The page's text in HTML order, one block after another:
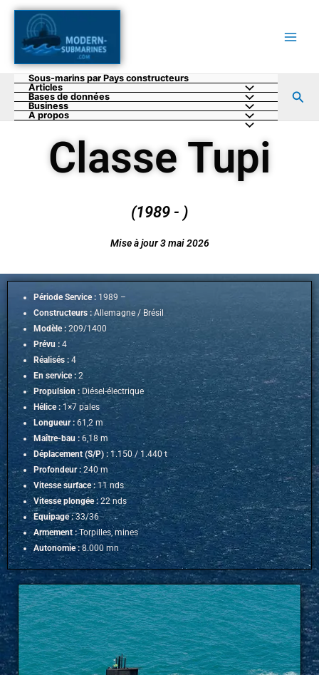
Aller
contenu
Sous-marins par Pays constructeurs
Articles
Bases de données
Business
A propos
Classe Tupi
(1989 - )
Mise à jour 3 mai 2026
Période Service : 1989 –
Constructeurs : Allemagne / Brésil
Modèle : 209/1400
Prévu : 4
Réalisés : 4
En service : 2
Propulsion : Diésel-électrique
Hélice :1×7 pales
Longueur : 61,2 m
Maître-bau : 6,18 m
Déplacement (S/P) : 1.150 / 1.440 t
Profondeur :240 m
Vitesse surface : 11 nds
Vitesse plongée :22 nds
Equipage :33/36
Armement :Torpilles, mines
Autonomie :8.000 mn